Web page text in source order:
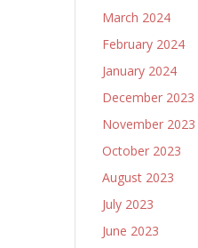
March 2024
February 2024
January 2024
December 2023
November 2023
October 2023
August 2023
July 2023
June 2023